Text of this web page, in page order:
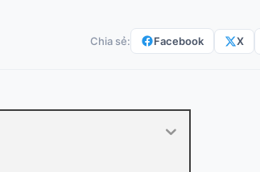
Chia sẻ: Facebook X